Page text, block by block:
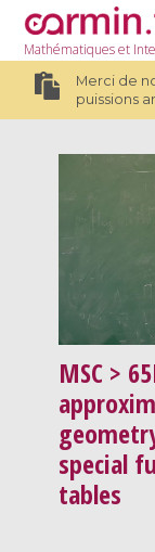
Mathématiqueset
Merci de
puissions
MSC >
special
tables